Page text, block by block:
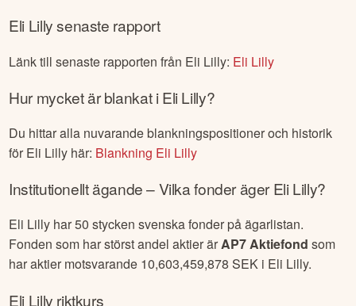
Eli Lillysenaste rapport
Länk till senaste rapporten från Eli Lilly: Eli Lilly
Hur mycket är blankat iEli Lilly?
Du hittar alla nuvarande blankningspositioner och historik
för Eli Lilly här: Blankning Eli Lilly
Institutionellt ägande – Vilka fonder ägerEli Lilly?
Eli Lilly har50 stycken svenska fonder på ägarlistan.
Fonden som har störst andel aktier ärAP7 Aktiefond som
har aktier motsvarande 10,603,459,878 SEK i Eli Lilly.
Eli Lilly riktkurs